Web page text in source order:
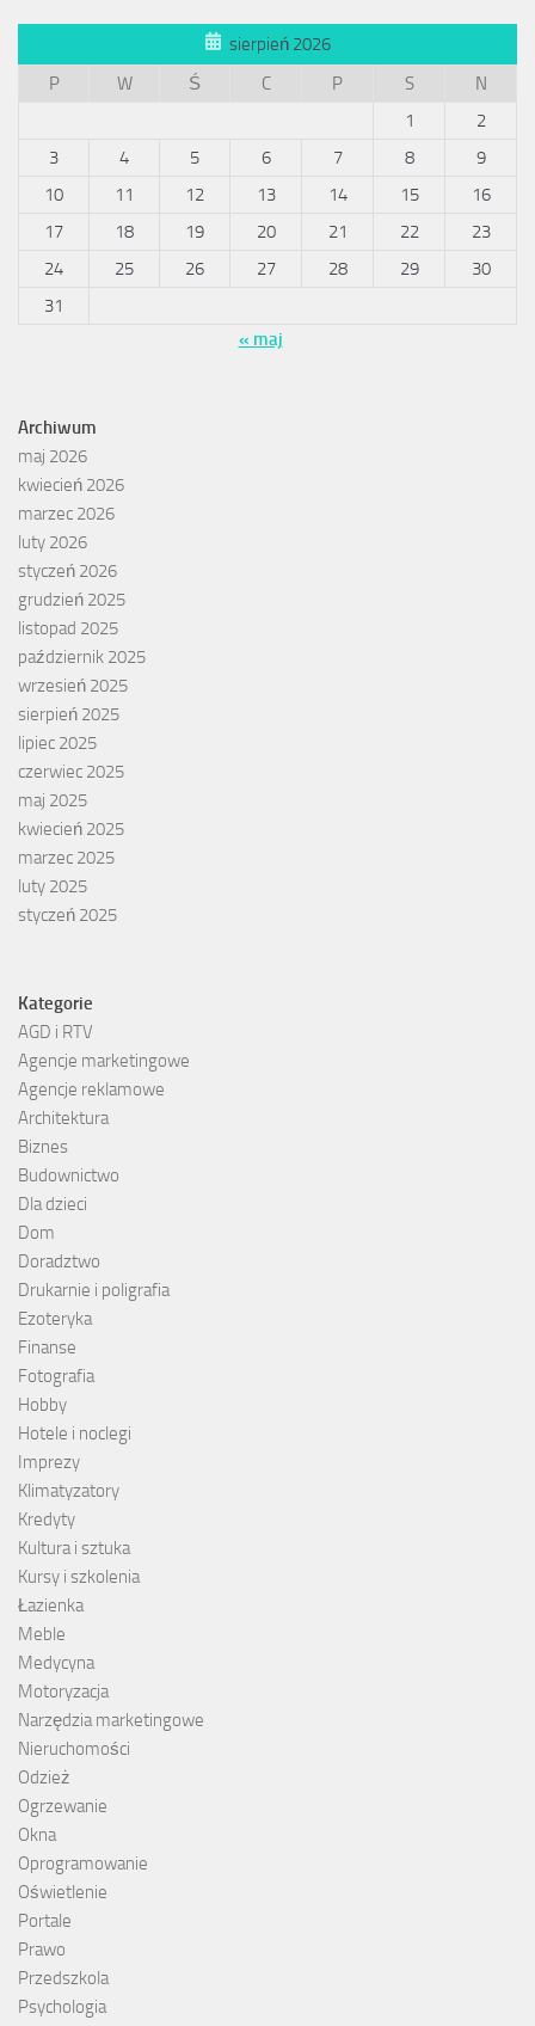
sierpień 2026
P
W Ś C P S
N
1
2
3
4 5 6 7 8
9
10
11 12 13 14 15
16
17
18 19 20 21 22
23
24
25 26 27 28 29
30
31
« maj
Archiwum
maj 2026
kwiecień 2026
marzec 2026
luty 2026
styczeń 2026
grudzień 2025
listopad 2025
październik 2025
wrzesień 2025
sierpień 2025
lipiec 2025
czerwiec 2025
maj 2025
kwiecień 2025
marzec 2025
luty 2025
styczeń 2025
Kategorie
AGD i RTV
Agencje marketingowe
Agencje reklamowe
Architektura
Biznes
Budownictwo
Dla dzieci
Dom
Doradztwo
Drukarnie i poligrafia
Ezoteryka
Finanse
Fotografia
Hobby
Hotele i noclegi
Imprezy
Klimatyzatory
Kredyty
Kultura i sztuka
Kursy i szkolenia
Łazienka
Meble
Medycyna
Motoryzacja
Narzędzia marketingowe
Nieruchomości
Odzież
Ogrzewanie
Okna
Oprogramowanie
Oświetlenie
Portale
Prawo
Przedszkola
Psychologia